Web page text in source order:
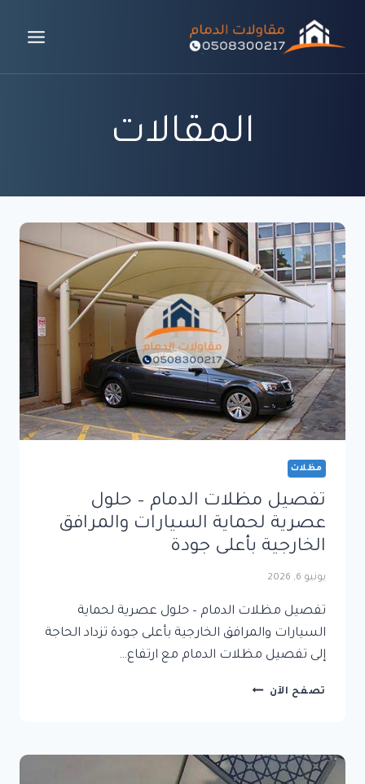
المقالات
مظلات
تفصيل مظلات الدمام – حلول
عصرية لحماية السيارات والمرافق
الخارجية بأعلى جودة
يونيو 6, 2026
تفصيل مظلات الدمام – حلول عصرية لحماية
السيارات والمرافق الخارجية بأعلى جودة تزداد الحاجة
إلى تفصيل مظلات الدمام مع ارتفاع…
تصفح الآن تفصيل
حلول
عصرية